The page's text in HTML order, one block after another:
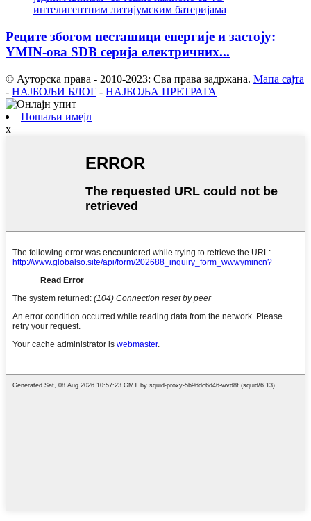
Реците збогом несташици енергије и застоју:
YMIN-ова SDB серија електричних...
© Ауторска права - 2010-2023: Сва права задржана. Мапа сајта
- НАЈБОЉИ БЛОГ - НАЈБОЉА ПРЕТРАГА
Пошаљи имејл
x